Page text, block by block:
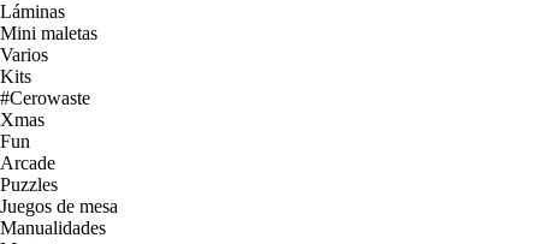
Láminas
Mini maletas
Varios
Kits
#Cerowaste
Xmas
Fun
Arcade
Puzzles
Juegos de mesa
Manualidades